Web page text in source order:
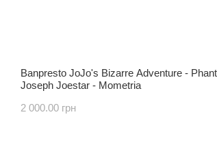
Banpresto JoJo's Bizarre Adventure -
Joseph Joestar - Mometria
2 000.00 грн